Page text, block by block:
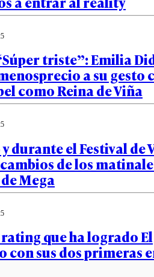
triste”: Emilia
a su gesto
como Reina de Viña
durante el Festival de
de los
Mega
rating que ha logrado El
con sus dos primeras